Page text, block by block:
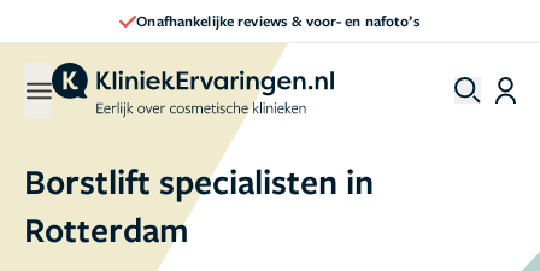
Onafhankelijke reviews & voor- en nafoto’s
Borstlift specialisten in
Rotterdam